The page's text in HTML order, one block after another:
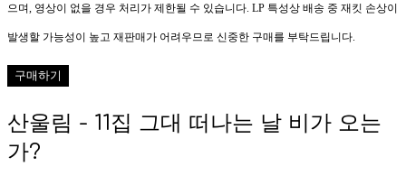
으며, 영상이 없을 경우 처리가 제한될 수 있습니다. LP 특성상 배송 중 재킷 손상이
발생할 가능성이 높고 재판매가 어려우므로 신중한 구매를 부탁드립니다.
구매하기
산울림 - 11집 그대 떠나는 날 비가 오는
가?